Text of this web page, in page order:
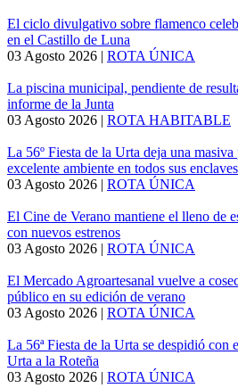
El ciclo divulgativo sobre flamenco
en el Castillo de Luna
03 Agosto 2026 | ROTA ÚNICA
La piscina municipal, pendiente de
informe de la Junta
03 Agosto 2026 | ROTA HABITABLE
La 56º Fiesta de la Urta deja una
excelente ambiente en todos sus enclaves
03 Agosto 2026 | ROTA ÚNICA
El Cine de Verano mantiene el lleno de
con nuevos estrenos
03 Agosto 2026 | ROTA ÚNICA
El Mercado Agroartesanal vuelve a
público en su edición de verano
03 Agosto 2026 | ROTA ÚNICA
La 56ª Fiesta de la Urta se despidió con
Urta a la Roteña
03 Agosto 2026 | ROTA ÚNICA